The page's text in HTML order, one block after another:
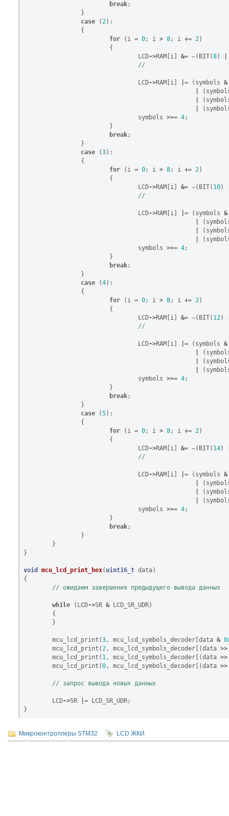
break;
}
case
(2):
{
for
( i = 0; i > 8; i += 2)
{
LCD->RAM i &= ~( BIT(8)
LCD->RAM i |= ( symbols &
(
(
(
symbols >>= 4;
}
break;
}
case
(3):
{
for
( i = 0; i > 8; i += 2)
{
LCD->RAM i &= ~( BIT( 10)
LCD->RAM i |= ( symbols &
(
(
(
symbols >>= 4;
}
break;
}
case
(4):
{
for
( i = 0; i > 8; i += 2)
{
LCD->RAM i &= ~( BIT( 12)
LCD->RAM i |= ( symbols &
(
(
(
symbols >>= 4;
}
break;
}
case
(5):
{
for
( i = 0; i > 8; i += 2)
{
LCD->RAM i &= ~( BIT( 14)
LCD->RAM i |= ( symbols &
(
(
(
symbols >>= 4;
}
break;
}
}
}
void mcu_lcd_print_hex( uint16_t data)
{
while ( LCD->SR & LCD_SR_UDR)
{
}
mcu_lcd_print (3, mcu_lcd_symbols_decoder data &
mcu_lcd_print (2, mcu_lcd_symbols_decoder [(data >>
mcu_lcd_print ( 1, mcu_lcd_symbols_decoder [(data >>
mcu_lcd_print (0, mcu_lcd_symbols_decoder [(data >>
LCD->SR |= LCD_SR_UDR;
}
Микроконтроллеры STM32 LCD ЖКИ